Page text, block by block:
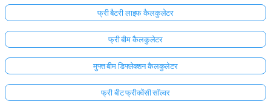
अभी
तक
कोई
प्रश्न
अपना
फ्री बैटरी लाइफ कैलकुलेटर
फ्री बीम कैलकुलेटर
मुफ्त बीम डिफ्लेक्शन कैलकुलेटर
फ्री बीट फ्रीक्वेंसी सॉल्वर